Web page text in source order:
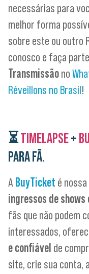
necessárias para
melhor forma
sobre este ou outro
conosco e faça
Transmissãono
Réveillons no Brasil!
⏳TIMELAPSE+
PARA FÃ.
A BuyTicket é
ingressos de
fãs que não podem
interessados,
e confiável de
site, crie sua conta,